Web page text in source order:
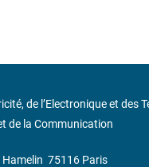
de l’Electronique et des
de la Communication
Hamelin 75116 Paris